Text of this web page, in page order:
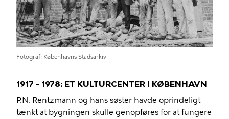
Fotograf Københavns Stadsarkiv
1917 - 1978: ET KULTURCENTER I KØBENHAVN
P.N. Rentzmann og hans søster havde oprindeligt
tænkt at bygningen skulle genopføres for at fungere